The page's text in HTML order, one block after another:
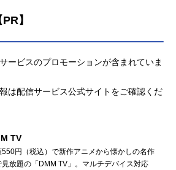
】
ービスのプロモーションが含まれていま
は配信サービス公式サイトをご確認くだ
TV
550円（税込）で新作アニメから懐かしの名作
見放題の「DMM TV」。マルチデバイス対応